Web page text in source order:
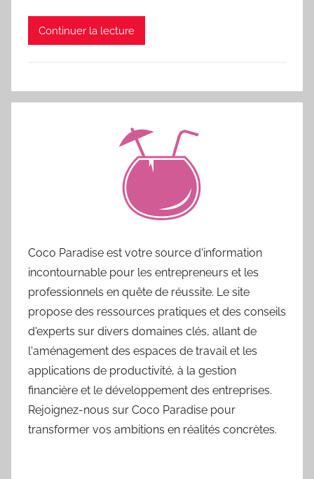
Continuer la lecture
Coco Paradise est votre source d'information
incontournable pour les entrepreneurs et les
professionnels en quête de réussite. Le site
propose des ressources pratiques et des conseils
d'experts sur divers domaines clés, allant de
l'aménagement des espaces de travail et les
applications de productivité, à la gestion
financière et le développement des entreprises.
Rejoignez-nous sur Coco Paradise pour
transformer vos ambitions en réalités concrètes.